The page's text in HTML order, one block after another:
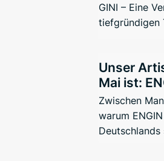
GINI – Eine
tiefgründigen
Unser
Mai ist:
Zwischen
warum
Deutschlands